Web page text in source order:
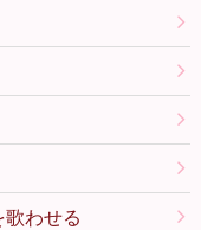
わせる